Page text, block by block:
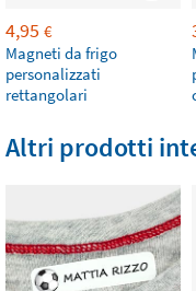
4,95 €
Magneti da frigo
personalizzati
rettangolari
Altri prodotti